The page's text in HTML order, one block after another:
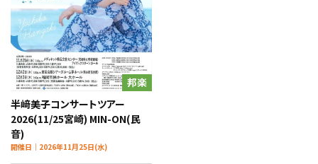
邦楽
半﨑美子コンサートツアー
2026(11/25宮崎) MIN-ON(民
音)
開催日｜2026年11月25日(水)